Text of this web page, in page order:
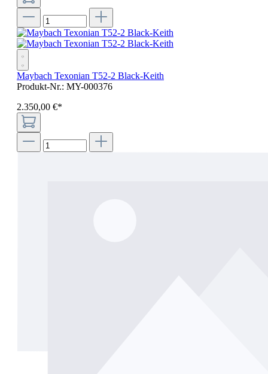
Maybach Texonian T52-2 Black-Keith
Produkt-Nr.: MY-000376
2.350,00 €*